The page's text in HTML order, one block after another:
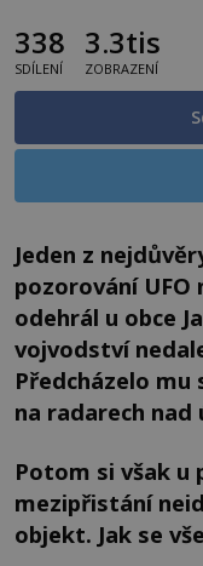
338
SDÍLENÍ
3.3tis
ZOBRAZENÍ
Jeden z
pozorování
odehrál u obce
vojvodství
Předcházelo mu
na radarech nad
Potom si však u
mezipřistání
objekt. Jak se